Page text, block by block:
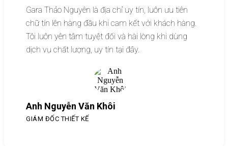
Gara Thảo Nguyên là địa chỉ uy tín, luôn ưu tiên
chữ tín lên hàng đầu khi cam kết với khách hàng.
Tôi luôn yên tâm tuyệt đối và hài lòng khi dùng
dịch vụ chất lượng, uy tín tại đây.
Anh Nguyễn Văn Khôi
GIÁM ĐỐC THIẾT KẾ